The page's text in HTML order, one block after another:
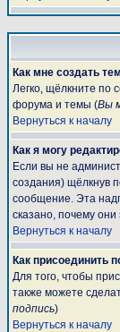
Как мне создать
Легко, щёлкните по
форума и темы (Вы
Вернуться к началу
Как я могу
Если вы не
создания) щёлкнув
сообщение. Эта
сказано, почему
Вернуться к началу
Как присоединить
Для того, чтобы
также можете
подпись)
Вернуться к началу